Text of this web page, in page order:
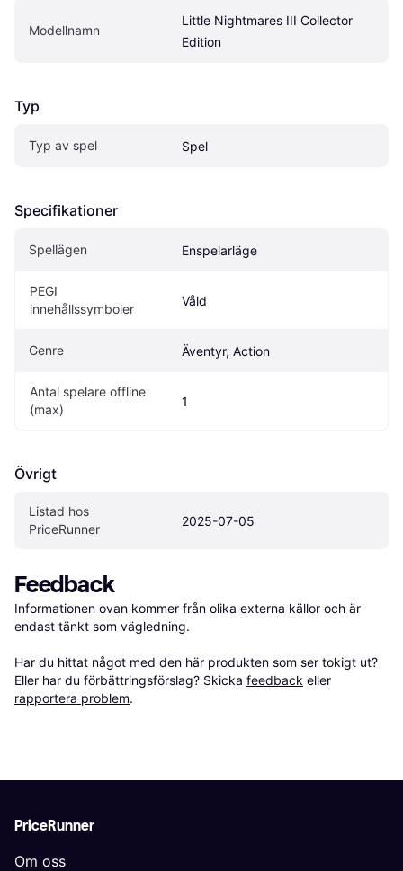
Modellnamn
Little Nightmares III Collector
Edition
Typ
Typ av spel Spel
Specifikationer
Spellägen Enspelarläge
PEGI
innehållssymboler
Våld
Genre Äventyr, Action
Antal spelare offline
(max)
1
Övrigt
Listad hos
PriceRunner
2025-07-05
Feedback
Informationen ovan kommer från olika externa källor och är
endast tänkt som vägledning.
Har du hittat något med den här produkten som ser tokigt ut?
Eller har du förbättringsförslag? Skicka feedback eller
rapportera problem.
PriceRunner
Om oss